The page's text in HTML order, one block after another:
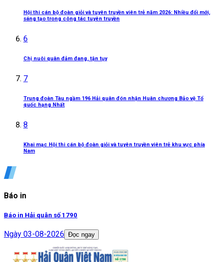
Hội thi cán bộ đoàn giỏi và tuyên truyền viên trẻ năm 2026: Nhiều đổi mới,
sáng tạo trong công tác tuyên truyền
6
Chị nuôi quân đảm đang, tận tụy
7
Trung đoàn Tàu ngầm 196 Hải quân đón nhận Huân chương Bảo vệ Tổ
quốc hạng Nhất
8
Khai mạc Hội thi cán bộ đoàn giỏi và tuyên truyền viên trẻ khu vực phía
Nam
Báo in
Báo in Hải quân số 1790
Ngày 03-08-2026 Đọc ngay